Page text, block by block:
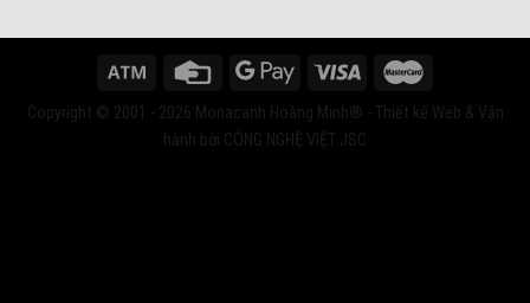
Copyright © 2001 - 2026 Monacanh Hoàng Minh® - Thiết kế Web & Vận
hành bởi CÔNG NGHỆ VIỆT JSC